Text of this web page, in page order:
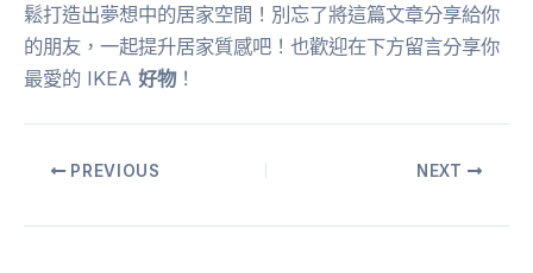
鬆打造出夢想中的居家空間！別忘了將這篇文章分享給你
的朋友，一起提升居家質感吧！也歡迎在下方留言分享你
最愛的 IKEA 好物！
PREVIOUS NEXT